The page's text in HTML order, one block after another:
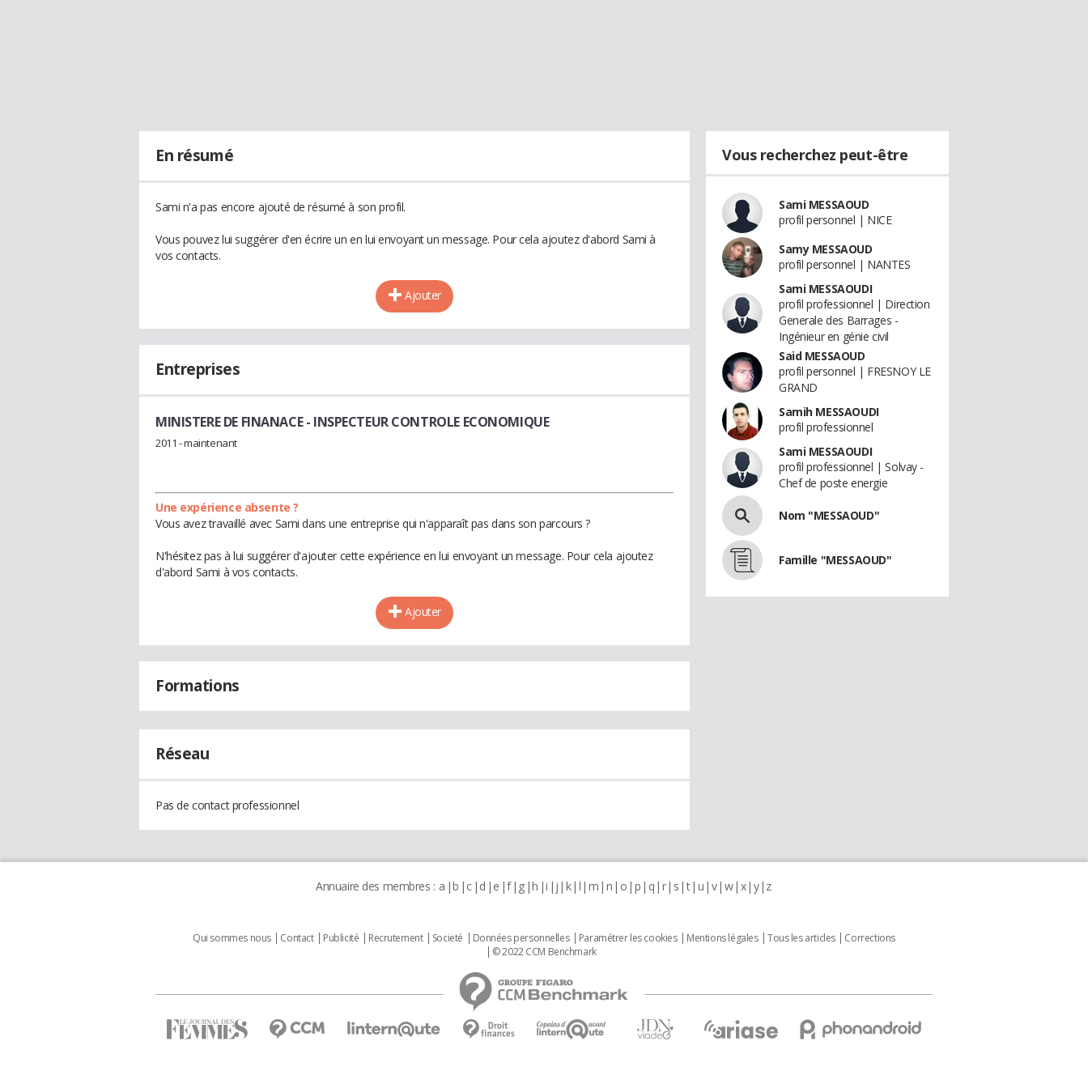
En résumé
Sami n'a pas encore ajouté de résumé à son profil.
Vous pouvez lui suggérer d'en écrire un en lui envoyant un message. Pour cela ajoutez d'abord Sami à
vos contacts.
Ajouter
Entreprises
MINISTERE DE FINANACE- INSPECTEUR CONTROLE ECONOMIQUE
2011 - maintenant
Une expérience absente ?
Vous avez travaillé avec Sami dans une entreprise qui n'apparaît pas dans son parcours ?
N'hésitez pas à lui suggérer d'ajouter cette expérience en lui envoyant un message. Pour cela ajoutez
d'abord Sami à vos contacts.
Ajouter
Formations
Réseau
Pas de contact professionnel
Vous recherchez peut-être
Sami MESSAOUD
profil personnel | NICE
Samy MESSAOUD
profil personnel | NANTES
Sami MESSAOUDI
profil professionnel | Direction
Generale des Barrages -
Ingénieur en génie civil
Said MESSAOUD
profil personnel | FRESNOY LE
GRAND
Samih MESSAOUDI
profil professionnel
Sami MESSAOUDI
profil professionnel | Solvay -
Chef de poste energie
Nom "MESSAOUD"
Famille "MESSAOUD"
Annuaire des membres : a b c d e f g h i j k l m n o p q r s t u v w x y z
Qui sommes nous Contact Publicité Recrutement Societé Données personnelles Paramétrer les cookies Mentions légales Tous les articles
Corrections
© 2022 CCM Benchmark